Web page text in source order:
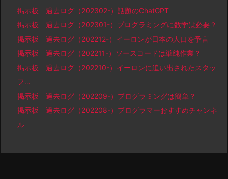
掲示板 過去ログ（202302-）話題のChatGPT
掲示板 過去ログ（202301-）プログラミングに数学は必要？
掲示板 過去ログ（202212-）イーロンが日本の人口を予言
掲示板 過去ログ（202211-）ソースコードは単純作業？
掲示板 過去ログ（202210-）イーロンに追い出されたスタッ
フ…
掲示板 過去ログ（202209-）プログラミングは簡単？
掲示板 過去ログ（202208-）プログラマーおすすめチャンネ
ル